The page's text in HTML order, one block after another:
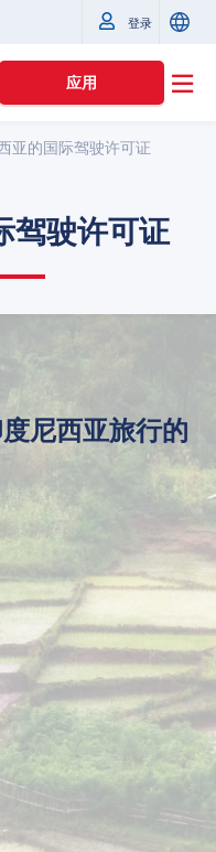
登录
应用
亚的国际驾驶许可证
驾驶许可证
尼西亚旅行的